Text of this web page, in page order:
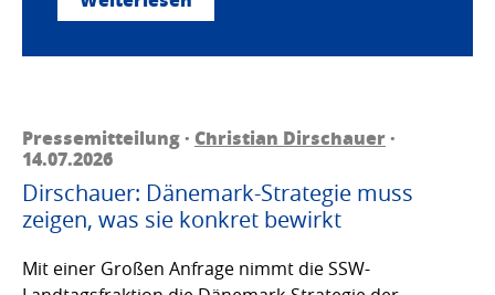
Pressemitteilung · Christian Dirschauer·
14.07.2026
Dirschauer: Dänemark-Strategie muss
zeigen, was sie konkret bewirkt
Mit einer Großen Anfrage nimmt die SSW-